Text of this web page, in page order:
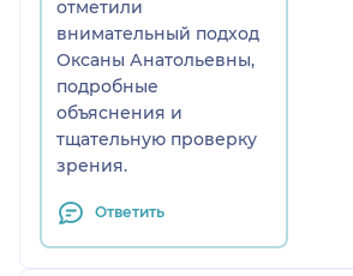
отметили
внимательный подход
Оксаны Анатольевны,
подробные
объяснения и
тщательную проверку
зрения.
Ответить